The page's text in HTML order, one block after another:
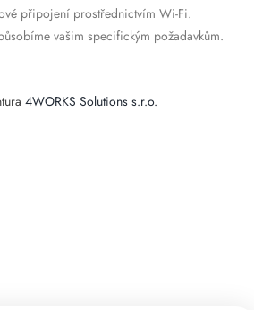
připojení prostřednictvím Wi-Fi.
vašim specifickým požadavkům.
4WORKS Solutions s.r.o.